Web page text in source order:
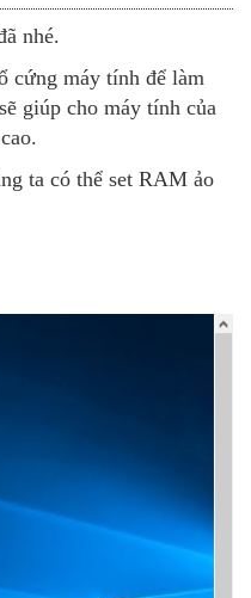
nhé.
cứng máy tính để làm
giúp cho máy tính của
ta có thể set RAM ảo